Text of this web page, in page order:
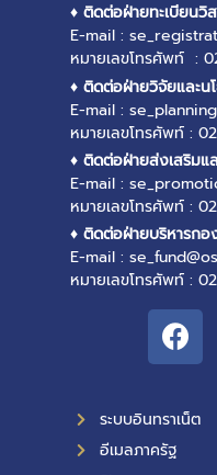
♦ ติดต่อฝ่ายทะเบียนวิ
E-mail :
หมายเลขโทรศัพท์ :
♦ ติดต่อฝ่ายวิจัยและน
E-mail :
หมายเลขโทรศัพท์ :
♦ ติดต่อฝ่ายส่งเสริม
E-mail :
หมายเลขโทรศัพท์ :
♦ ติดต่อฝ่ายบริหารกอ
E-mail :
หมายเลขโทรศัพท์ :
ระบบอินทราเน็ต
อีเมลภาครัฐ